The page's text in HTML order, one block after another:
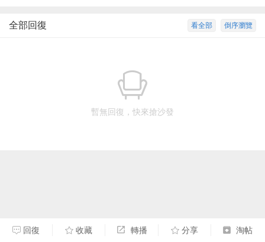
倒序瀏覽
看全部
全部回復
暫無回復，快來搶沙發
回復 收藏 轉播 分享 淘帖